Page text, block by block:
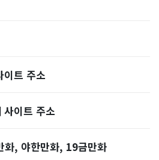
이트 주소
사이트 주소
화, 야한만화, 19금만화